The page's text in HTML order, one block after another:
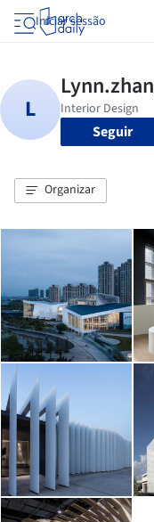
Iniciar sessão
Seguir
Organizar